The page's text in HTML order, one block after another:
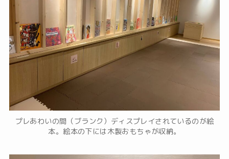
プレあわいの間（ブランク）ディスプレイされているのが絵
本。絵本の下には木製おもちゃが収納。